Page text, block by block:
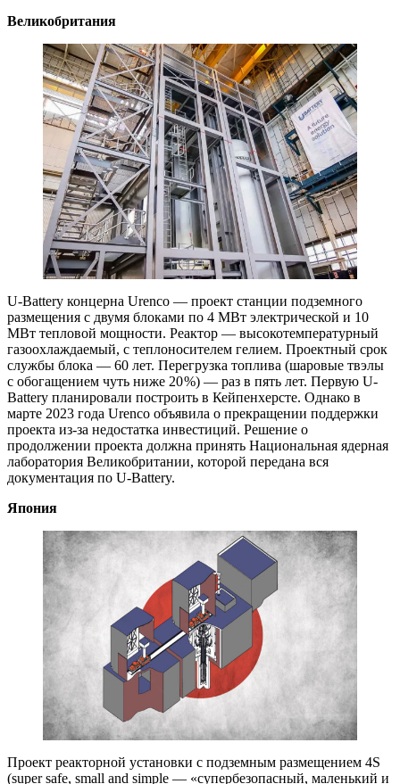
Великобритания
U-Battery концерна Urenco — ​проект станции подземного
размещения с двумя блоками по 4 МВт электрической и 10
МВт тепловой мощности. Реактор — ​высокотемпературный
газоохлаждаемый, с теплоносителем гелием. Проектный срок
службы блока — ​60 лет. Перегрузка топлива (шаровые твэлы
с обогащением чуть ниже 20 %) — ​раз в пять лет. Первую U-
Battery планировали построить в Кейпенхерсте. Однако в
марте 2023 года Urenco объявила о прекращении поддержки
проекта из-за недостатка инвестиций. Решение о
продолжении проекта должна принять Национальная ядерная
лаборатория Великобритании, которой передана вся
документация по U-Battery.
Япония
Проект реакторной установки с подземным размещением 4S
(super safe, small and simple — ​«супербезопасный, маленький и